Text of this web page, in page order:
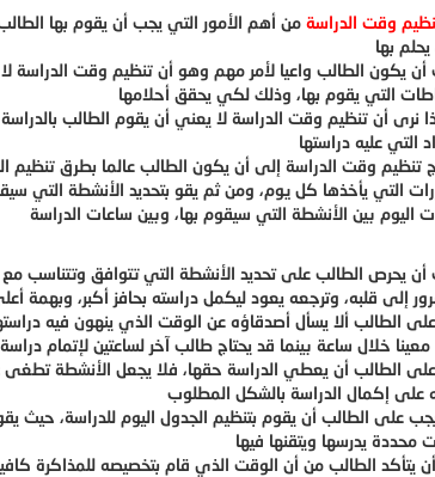
وقت الدراسة من أهم الأمور التي يجب أن يقوم بها
يكون الطالب واعيا لأمر مهم وهو أن تنظيم وقت الدراسة لا
نرى أن تنظيم وقت الدراسة لا يعني أن يقوم الطالب
تنظيم وقت الدراسة إلى أن يكون الطالب عالما بطرق تنظيم
التي يأخذها كل يوم، ومن ثم يقو بتحديد الأنشطة التي
يحرص الطالب على تحديد الأنشطة التي تتوافق وتتناسب
الطالب ألا يسأل أصدقاؤه عن الوقت الذي ينهون فيه
الطالب أن يعطي الدراسة حقها، فلا يجعل الأنشطة تطغى
على الطالب أن يقوم بتنظيم الجدول اليوم للدراسة، حيث
يتأكد الطالب من أن الوقت الذي قام بتخصيصه للمذاكرة